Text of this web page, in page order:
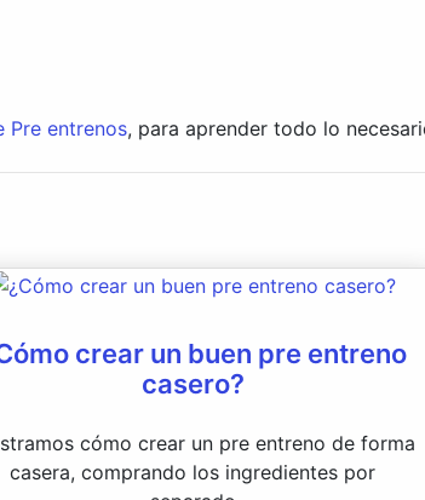
Pre entrenos, para aprender todo lo
crear un buen pre entreno
casero?
cómo crear un pre entreno de forma
casera, comprando los ingredientes por